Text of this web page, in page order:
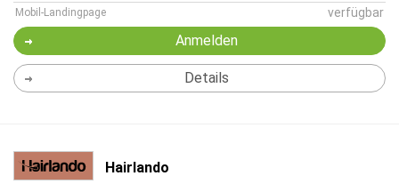
Mobil-Landingpage verfügbar
Anmelden
Details
Hairlando